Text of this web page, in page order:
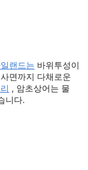
랜드는 바위투성이
면까지 다채로운
, 암초상어는 물
니다.